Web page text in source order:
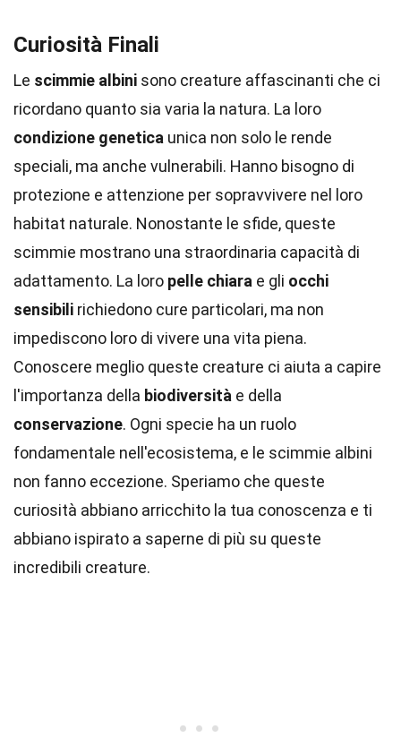
Curiosità Finali
Le scimmie albini sono creature affascinanti che ci
ricordano quanto sia varia la natura. La loro
condizione genetica unica non solo le rende
speciali, ma anche vulnerabili. Hanno bisogno di
protezione e attenzione per sopravvivere nel loro
habitat naturale. Nonostante le sfide, queste
scimmie mostrano una straordinaria capacità di
adattamento. La loro pelle chiara e gli occhi
sensibili richiedono cure particolari, ma non
impediscono loro di vivere una vita piena.
Conoscere meglio queste creature ci aiuta a capire
l'importanza della biodiversità e della
conservazione. Ogni specie ha un ruolo
fondamentale nell'ecosistema, e le scimmie albini
non fanno eccezione. Speriamo che queste
curiosità abbiano arricchito la tua conoscenza e ti
abbiano ispirato a saperne di più su queste
incredibili creature.